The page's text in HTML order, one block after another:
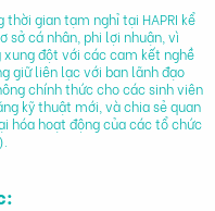
thời gian tạm nghỉ tại HAPRI kể
sở cá nhân, phi lợi nhuận, vì
xung đột với các cam kết nghề
giữ liên lạc với ban lãnh đạo
chính thức cho các sinh viên
kỹ thuật mới, và chia sẻ quan
hóa hoạt động của các tổ chức